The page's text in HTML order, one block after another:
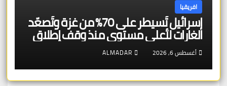
افريقيا
إسرائيل تُسيطر على 70% من غزة وتُصعّد
الغارات لأعلى مستوى منذ وقف إطلاق
النار — وبلجيكا تتجه للاعتراف بالدولة
الفلسطينية بعد حل حماس جهازها
الحاكم
أغسطس 6, 2026 ALMADAR